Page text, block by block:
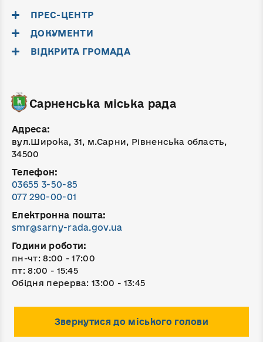
ПРЕС-ЦЕНТР
ДОКУМЕНТИ
ВІДКРИТА ГРОМАДА
Сарненська міська рада
Адреса:
вул.Широка, 31, м.Сарни, Рівненська область,
34500
Телефон:
03655 3-50-85
077 290-00-01
Електронна пошта:
smr@sarny-rada.gov.ua
Години роботи:
пн-чт: 8:00 - 17:00
пт: 8:00 - 15:45
Обідня перерва: 13:00 - 13:45
Звернутися до міського голови